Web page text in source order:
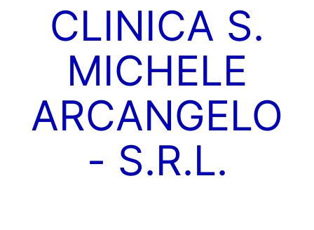
CLINICA S.
MICHELE
ARCANGELO
- S.R.L.